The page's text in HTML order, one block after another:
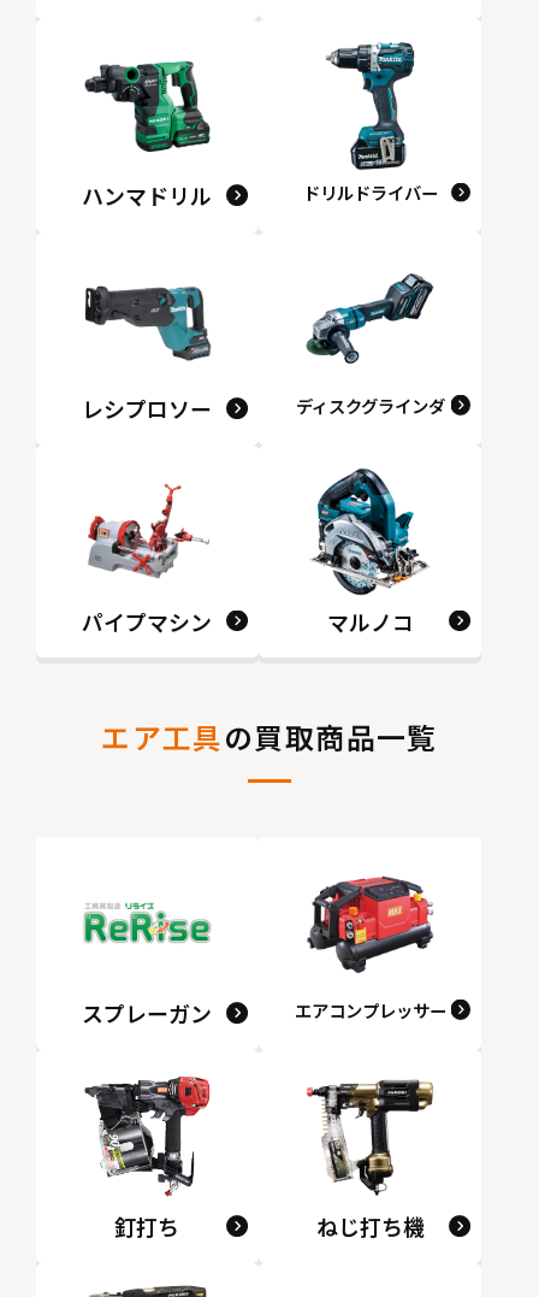
ハンマドリル ドリルドライバー
レシプロソー ディスクグラインダ
パイプマシン マルノコ
エア工具の買取商品一覧
スプレーガン エアコンプレッサー
釘打ち ねじ打ち機